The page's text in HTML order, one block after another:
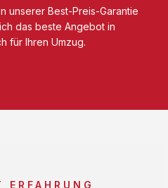
unserer Best-Preis-Garantie
das beste Angebot in
für Ihren Umzug.